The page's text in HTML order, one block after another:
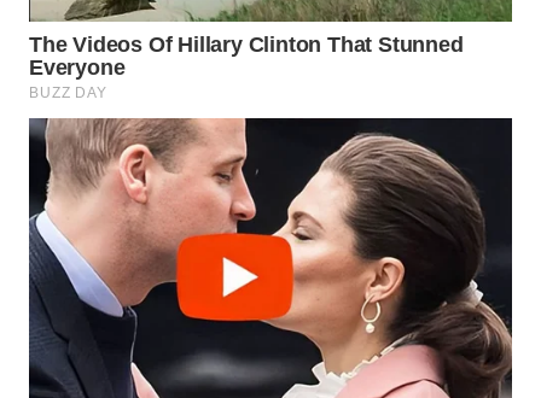
NEWS
WAHANA
TANI
WAHANA
ADVOKAT
WAHANA
INFRASTRUKTUR
WAHANA
KONSUMEN